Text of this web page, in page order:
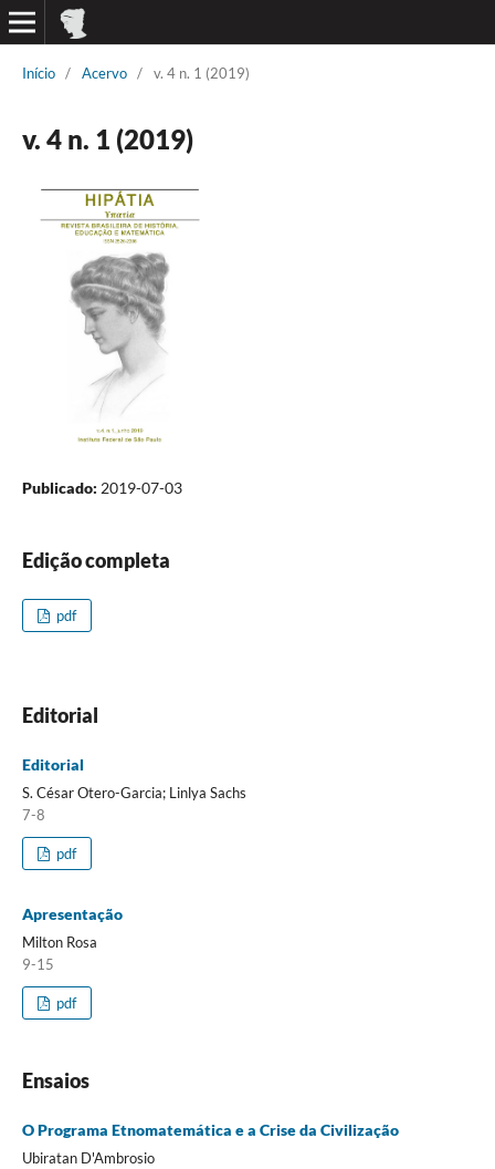
Início / Acervo / v. 4 n. 1 (2019)
v. 4 n. 1 (2019)
Publicado: 2019-07-03
Edição completa
pdf
Editorial
Editorial
S. César Otero-Garcia; Linlya Sachs
7-8
pdf
Apresentação
Milton Rosa
9-15
pdf
Ensaios
O Programa Etnomatemática e a Crise da Civilização
Ubiratan D'Ambrosio